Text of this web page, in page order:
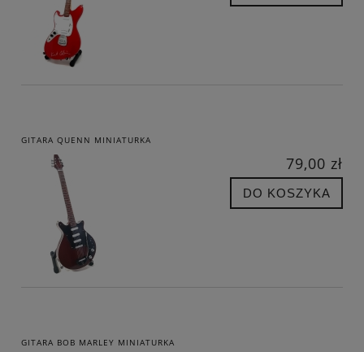
GITARA QUENN MINIATURKA
79,00 zł
DO KOSZYKA
GITARA BOB MARLEY MINIATURKA